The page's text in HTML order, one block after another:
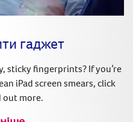
гаджет
sticky fingerprints? If you’re
iPad screen smears, click
out more.